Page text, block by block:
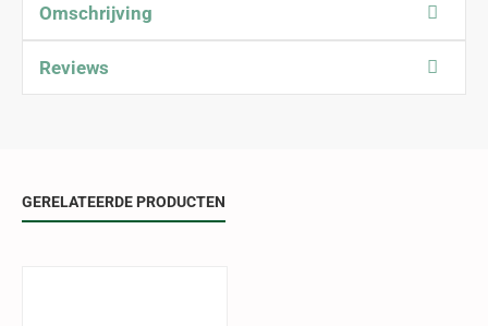
Omschrijving
Reviews
GERELATEERDE PRODUCTEN